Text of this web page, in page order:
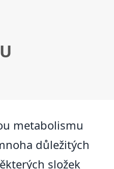
metabolismu
důležitých
složek